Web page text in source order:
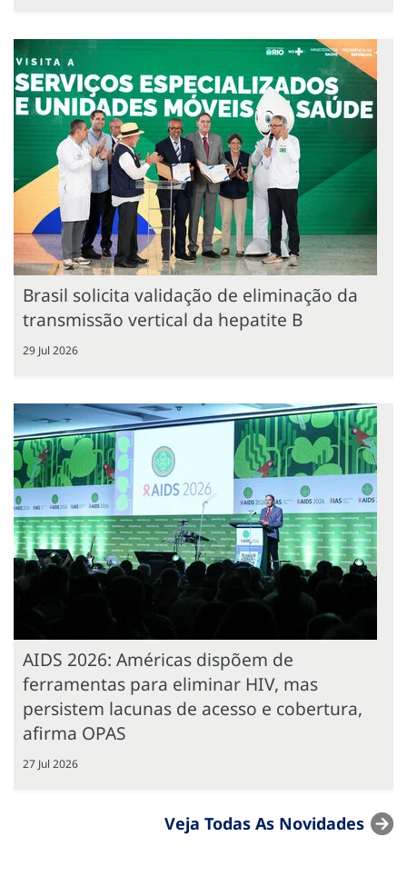
Brasil solicita validação de eliminação da
transmissão vertical da hepatite B
29 Jul 2026
AIDS 2026: Américas dispõem de
ferramentas para eliminar HIV, mas
persistem lacunas de acesso e cobertura,
afirma OPAS
27 Jul 2026
Veja Todas As Novidades